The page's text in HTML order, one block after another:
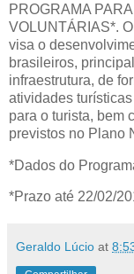
PROGRAMA
VOLUNTÁRIAS*.
visa o
brasileiros,
infraestrutura, de
atividades
para o turista, bem
previstos no Plano
*Dados do
*Prazo até 22/02/
Geraldo Lúcio at